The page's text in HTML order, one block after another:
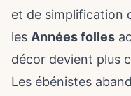
et de simplification
les Années folles
décor devient plus
Les ébénistes